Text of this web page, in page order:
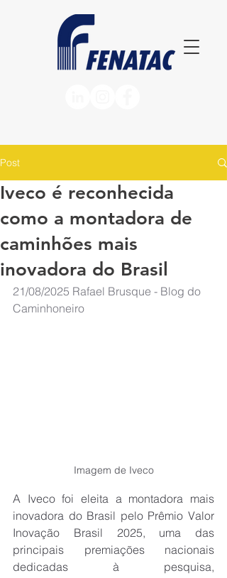
Post
Iveco é reconhecida
como a montadora de
caminhões mais
inovadora do Brasil
21/08/2025 Rafael Brusque - Blog do
Caminhoneiro
Imagem de Iveco
A Iveco foi eleita a montadora mais
inovadora do Brasil pelo Prêmio Valor
Inovação Brasil 2025, uma das
principais premiações nacionais
dedicadas à pesquisa,